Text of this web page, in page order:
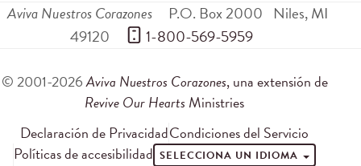
Aviva Nuestros Corazones P.O. Box 2000 Niles,MI
49120
1-800-569-5959
© 2001-2026Aviva Nuestros Corazones, una extensión de
Revive Our Hearts Ministries
Declaración de PrivacidadCondiciones del Servicio
Políticas de accesibilidad SELECCIONA UN IDIOMA